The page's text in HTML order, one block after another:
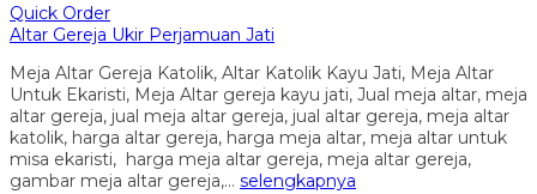
Quick Order
Altar Gereja Ukir Perjamuan Jati
Meja Altar Gereja Katolik, Altar Katolik Kayu Jati, Meja Altar
Untuk Ekaristi, Meja Altar gereja kayu jati, Jual meja altar, meja
altar gereja, jual meja altar gereja, jual altar gereja, meja altar
katolik, harga altar gereja, harga meja altar, meja altar untuk
misa ekaristi, harga meja altar gereja, meja altar gereja,
gambar meja altar gereja,… selengkapnya